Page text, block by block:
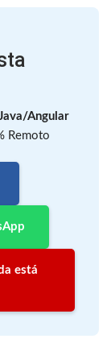
Angular
Remoto
está